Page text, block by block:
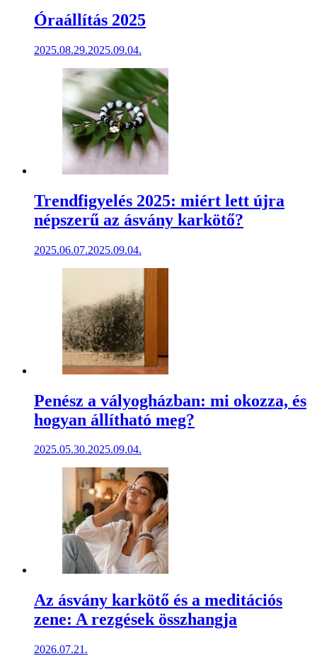
Óraállítás 2025
2025.08.29.2025.09.04.
Trendfigyelés 2025: miért lett újra
népszerű az ásvány karkötő?
2025.06.07.2025.09.04.
Penész a vályogházban: mi okozza, és
hogyan állítható meg?
2025.05.30.2025.09.04.
Az ásvány karkötő és a meditációs
zene: A rezgések összhangja
2026.07.21.